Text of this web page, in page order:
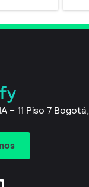
– 11 Piso 7 Bogotá,